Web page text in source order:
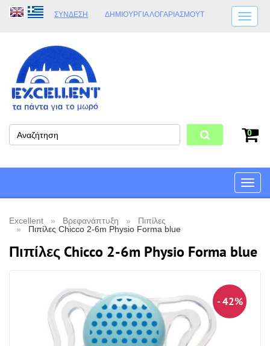
ΣΎΝΔΕΣΗ ΔΗΜΙΟΥΡΓΊΑ ΛΟΓΑΡΙΑΣΜΟΎT
ΩΡΆΡΙΟ ΚΑΤΑΣΤΉΜΑΤΟΣ
ΦΥΣΙΚΌ ΚΑΤΆΣΤΗΜΑ
0
Toggle
Excellent Βρεφανάπτυξη
Πιπίλες
Πιπίλες Chicco 2-6m Physio Forma blue
Πιπίλες Chicco 2-6m Physio Forma blue
- 42%